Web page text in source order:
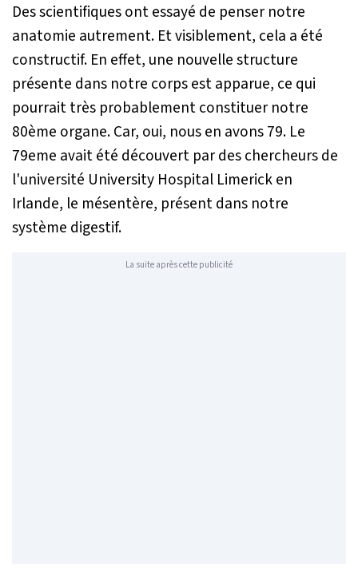
Des scientifiques ont essayé de penser notre
anatomie autrement. Et visiblement, cela a été
constructif. En effet, une nouvelle structure
présente dans notre corps est apparue, ce qui
pourrait très probablement constituer notre
80ème organe. Car, oui, nous en avons 79. Le
79eme avait été découvert par des chercheurs de
l'université University Hospital Limerick en
Irlande, le mésentère, présent dans notre
système digestif.
La suite après cette publicité